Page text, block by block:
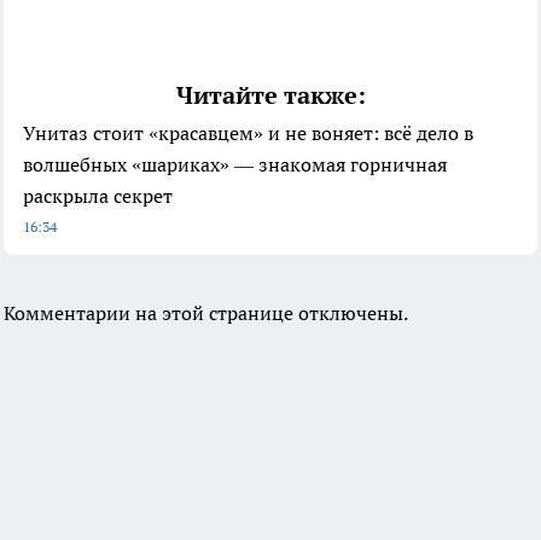
Читайте также:
Унитаз стоит «красавцем» и не воняет: всё дело в
волшебных «шариках» — знакомая горничная
раскрыла секрет
16:34
Комментарии на этой странице отключены.